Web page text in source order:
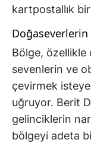
kartpostallık
Bölge, özellikle
sevenlerin ve
çevirmek
uğruyor. Berit
gelinciklerin
bölgeyi adeta